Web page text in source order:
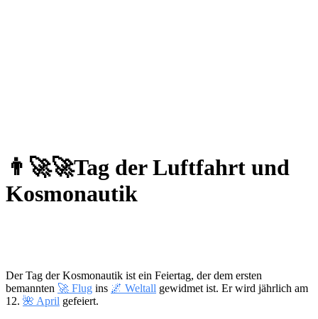
👨‍🚀🚀Tag der Luftfahrt und
Kosmonautik
Der Tag der Kosmonautik ist ein Feiertag, der dem ersten
bemannten 🚀 Flug ins 🌌 Weltall gewidmet ist. Er wird jährlich am
12. 🌺 April gefeiert.